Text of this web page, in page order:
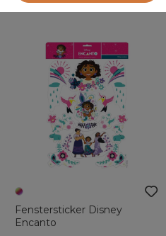
Fenstersticker Disney
Encanto